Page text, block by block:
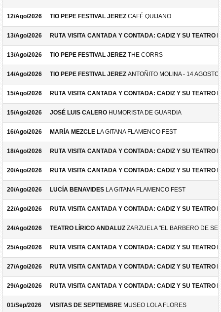
12/Ago/2026 TIO PEPE FESTIVAL JEREZ CAFÉ QUIJANO
13/Ago/2026 RUTA VISITA CANTADA Y CONTADA: CADIZ Y SU TEATRO
13/Ago/2026 TIO PEPE FESTIVAL JEREZ THE CORRS
14/Ago/2026 TIO PEPE FESTIVAL JEREZ ANTOÑITO MOLINA - 14 AGOSTO
15/Ago/2026 RUTA VISITA CANTADA Y CONTADA: CADIZ Y SU TEATRO
15/Ago/2026 JOSÉ LUIS CALERO HUMORISTA DE GUARDIA
16/Ago/2026 MARÍA MEZCLE LA GITANA FLAMENCO FEST
18/Ago/2026 RUTA VISITA CANTADA Y CONTADA: CADIZ Y SU TEATRO
20/Ago/2026 RUTA VISITA CANTADA Y CONTADA: CADIZ Y SU TEATRO
20/Ago/2026 LUCÍA BENAVIDES LA GITANA FLAMENCO FEST
22/Ago/2026 RUTA VISITA CANTADA Y CONTADA: CADIZ Y SU TEATRO
24/Ago/2026 TEATRO LÍRICO ANDALUZ ZARZUELA "EL BARBERO DE
25/Ago/2026 RUTA VISITA CANTADA Y CONTADA: CADIZ Y SU TEATRO
27/Ago/2026 RUTA VISITA CANTADA Y CONTADA: CADIZ Y SU TEATRO
29/Ago/2026 RUTA VISITA CANTADA Y CONTADA: CADIZ Y SU TEATRO
01/Sep/2026 VISITAS DE SEPTIEMBRE MUSEO LOLA FLORES